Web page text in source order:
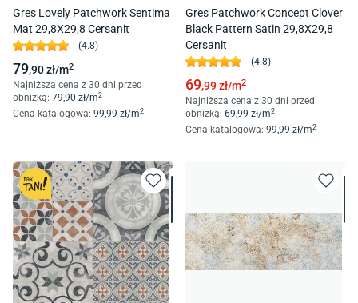
Gres Lovely Patchwork Sentima
Mat 29,8X29,8 Cersanit
(4.8)
79,90zł/m2
Najniższa cena z 30 dni przed
obniżką: 79,90 zł/m2
Cena katalogowa: 99,99 zł/m2
Gres Patchwork Concept Clover
Black Pattern Satin 29,8X29,8
Cersanit
(4.8)
69,99zł/m2
Najniższa cena z 30 dni przed
obniżką: 69,99 zł/m2
Cena katalogowa: 99,99 zł/m2